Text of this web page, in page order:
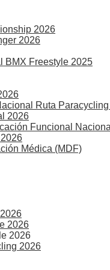
2026
2026
BMX Freestyle 2025
Ruta
2026
Funcional Nacional
Médica (MDF)
2026
2026
2026